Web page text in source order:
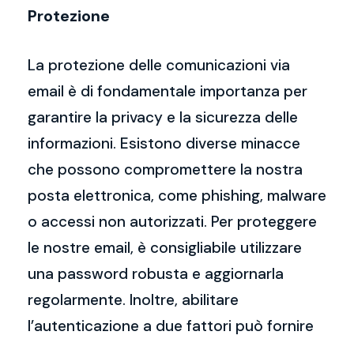
Protezione
La protezione delle comunicazioni via
email è di fondamentale importanza per
garantire la privacy e la sicurezza delle
informazioni. Esistono diverse minacce
che possono compromettere la nostra
posta elettronica, come phishing, malware
o accessi non autorizzati. Per proteggere
le nostre email, è consigliabile utilizzare
una password robusta e aggiornarla
regolarmente. Inoltre, abilitare
l’autenticazione a due fattori può fornire